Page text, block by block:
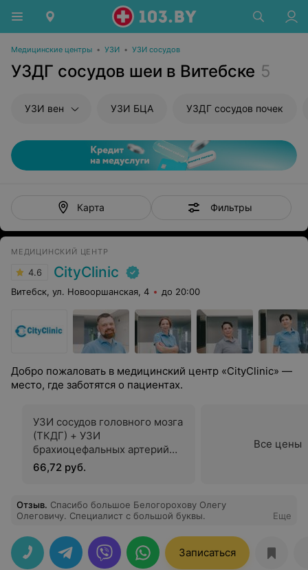
Медицинские центры • УЗИ • УЗИ сосудов
УЗДГ сосудов шеи в Витебске 5
УЗИ вен УЗИ БЦА УЗДГ сосудов почек
Карта Фильтры
МЕДИЦИНСКИЙ ЦЕНТР
4.6 CityClinic
Витебск, ул. Новооршанская, 4 до 20:00
Добро пожаловать в медицинский центр «CityClinic» —
место, где заботятся о пациентах.
УЗИ сосудов головного мозга
(ТКДГ) + УЗИ
брахиоцефальных артерий
(БЦА)
66,72 руб.
Все цены
Отзыв. Спасибо большое Белогорохову Олегу
Олеговичу. Специалист с большой буквы.
Еще
Записаться